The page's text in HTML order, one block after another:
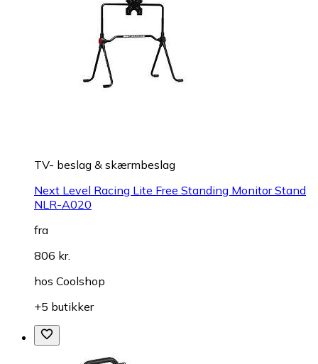
TV- beslag & skærmbeslag
Next Level Racing Lite Free Standing Monitor Stand
NLR-A020
fra
806 kr.
hos Coolshop
+5 butikker